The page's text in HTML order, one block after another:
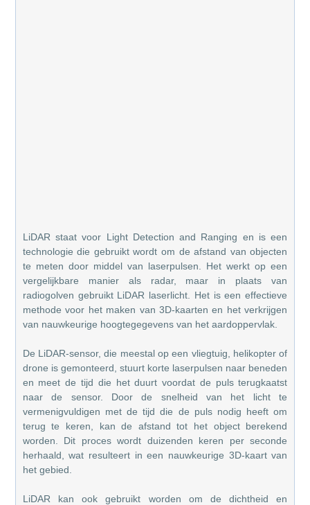
LiDAR staat voor Light Detection and Ranging en is een
technologie die gebruikt wordt om de afstand van objecten
te meten door middel van laserpulsen. Het werkt op een
vergelijkbare manier als radar, maar in plaats van
radiogolven gebruikt LiDAR laserlicht. Het is een effectieve
methode voor het maken van 3D-kaarten en het verkrijgen
van nauwkeurige hoogtegegevens van het aardoppervlak.
De LiDAR-sensor, die meestal op een vliegtuig, helikopter of
drone is gemonteerd, stuurt korte laserpulsen naar beneden
en meet de tijd die het duurt voordat de puls terugkaatst
naar de sensor. Door de snelheid van het licht te
vermenigvuldigen met de tijd die de puls nodig heeft om
terug te keren, kan de afstand tot het object berekend
worden. Dit proces wordt duizenden keren per seconde
herhaald, wat resulteert in een nauwkeurige 3D-kaart van
het gebied.
LiDAR kan ook gebruikt worden om de dichtheid en